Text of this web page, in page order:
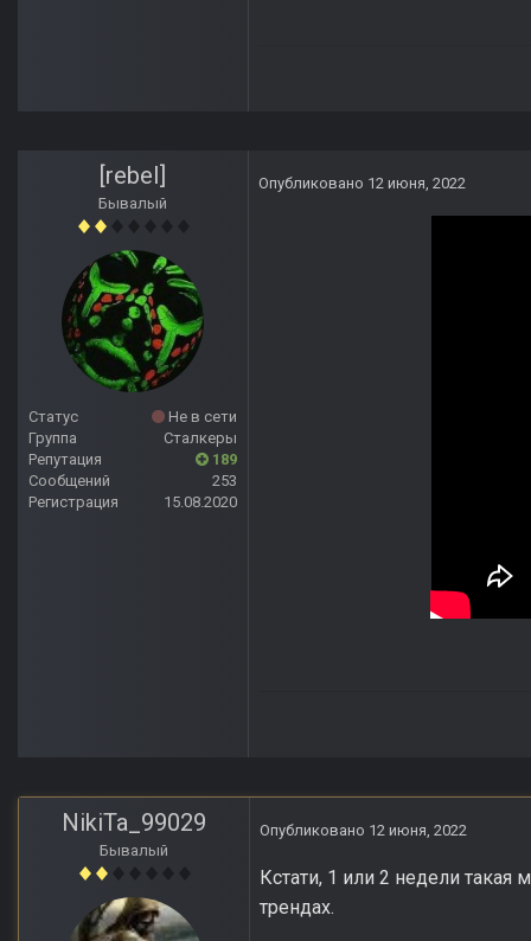
[rebel]
Бывалый
Статус
Не в сети
Группа
Сталкеры
Репутация
189
Сообщений
253
Регистрация
15.08.2020
Опубликовано 12 июня, 2022
NikiTa_99029
Бывалый
Опубликовано 12 июня, 2022
Кстати, 1 или 2 недели такая
трендах.